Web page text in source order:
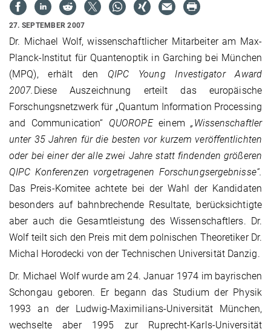
27. SEPTEMBER 2007
Dr. Michael Wolf, wissenschaftlicher Mitarbeiter am Max-
Planck-Institut für Quantenoptik in Garching bei München
(MPQ), erhält den QIPC Young Investigator Award
2007. Diese Auszeichnung erteilt das europäische
Forschungsnetzwerk für „Quantum Information Processing
and Communication“ QUOROPEeinem„Wissenschaftler
unter 35 Jahren für die besten vor kurzem veröffentlichten
oder bei einer der alle zwei Jahre statt findenden größeren
QIPC Konferenzen vorgetragenen Forschungsergebnisse“.
Das Preis-Komitee achtete bei der Wahl der Kandidaten
besonders auf bahnbrechende Resultate, berücksichtigte
aber auch die Gesamtleistung des Wissenschaftlers. Dr.
Wolf teilt sich den Preis mit dem polnischen Theoretiker Dr.
Michal Horodecki von der Technischen Universität Danzig.
Dr. Michael Wolf wurde am 24. Januar 1974 im bayrischen
Schongau geboren. Er begann das Studium der Physik
1993 an der Ludwig-Maximilians-Universität München,
wechselte aber 1995 zur Ruprecht-Karls-Universität